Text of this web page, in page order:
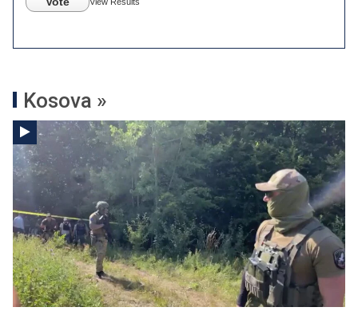
Kosova »